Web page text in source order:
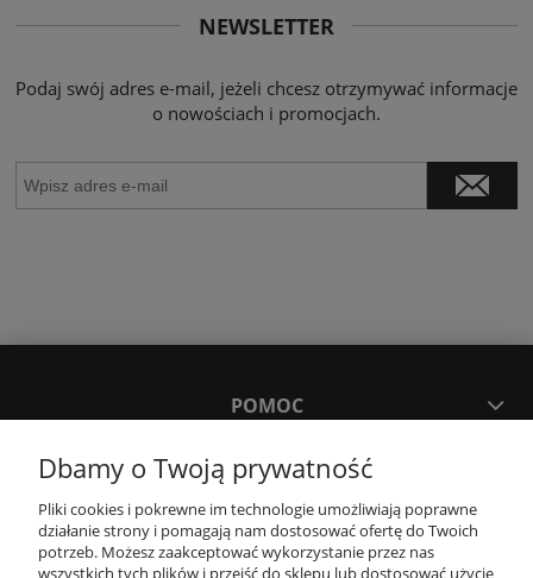
NEWSLETTER
Podaj swój adres e-mail, jeżeli chcesz otrzymywać informacje
o nowościach i promocjach.
POMOC
MOJE KONTO
PŁATNOŚCI I DOSTAWA
Dbamy o Twoją prywatność
Pliki cookies i pokrewne im technologie umożliwiają poprawne
działanie strony i pomagają nam dostosować ofertę do Twoich
potrzeb. Możesz zaakceptować wykorzystanie przez nas
wszystkich tych plików i przejść do sklepu lub dostosować użycie